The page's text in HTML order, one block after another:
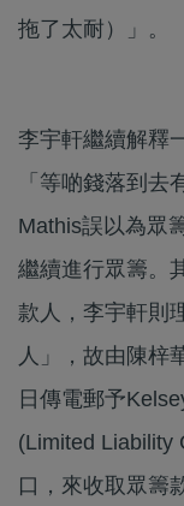
拖了太耐）」。
李宇軒繼續解釋
「等啲錢落到
Mathis誤以為眾
繼續進行眾籌。
款人，李宇軒則
人」，故由陳梓
日傳電郵予
(Limited Liability
口，來收取眾籌